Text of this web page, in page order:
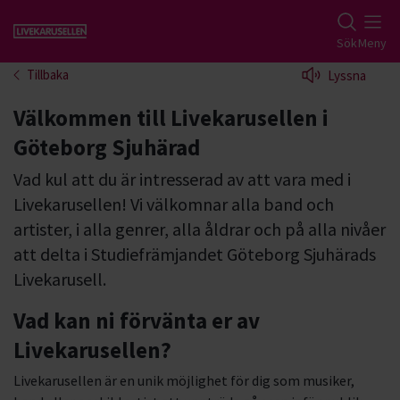
Gå till studiefrämjandets startsida SökMeny
Tillbaka Lyssna
Välkommen till Livekarusellen i
Göteborg Sjuhärad
Vad kul att du är intresserad av att vara med i
Livekarusellen! Vi välkomnar alla band och
artister, i alla genrer, alla åldrar och på alla nivåer
att delta i Studiefrämjandet Göteborg Sjuhärads
Livekarusell.
Vad kan ni förvänta er av
Livekarusellen?
Livekarusellen är en unik möjlighet för dig som musiker,